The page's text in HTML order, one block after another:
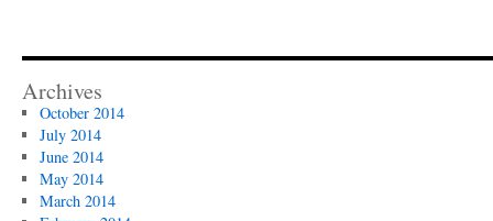
Archives
October 2014
July 2014
June 2014
May 2014
March 2014